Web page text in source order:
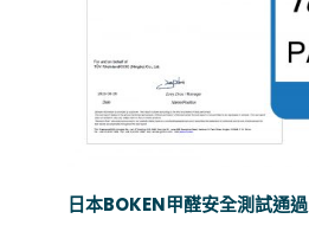
日本BOKEN甲醛安全測試通過